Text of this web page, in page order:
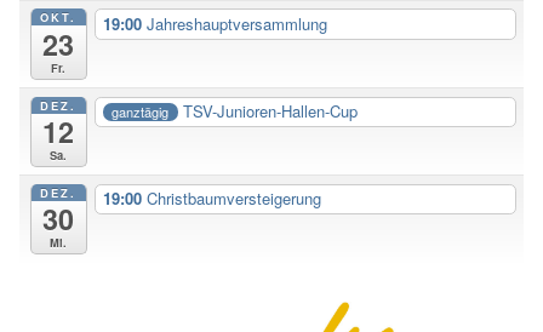
OKT.
23
Fr.
19:00 Jahreshauptversammlung
DEZ.
12
Sa.
ganztägig TSV-Junioren-Hallen-Cup
DEZ.
30
Mi.
19:00 Christbaumversteigerung